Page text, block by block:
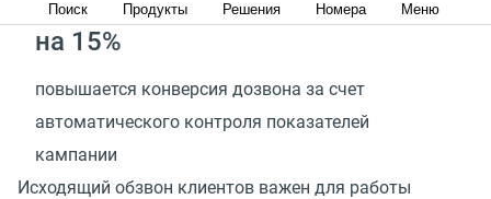
Поиск Продукты Решения Номера Меню
на 15%
повышается конверсия дозвона за счет
автоматического контроля показателей
кампании
Исходящий обзвон клиентов важен для работы